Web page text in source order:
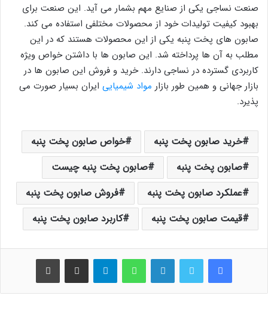
صنعت نساجی یکی از صنایع مهم بشمار می آید. این صنعت برای
بهبود کیفیت تولیدات خود از محصولات مختلفی استفاده می کند.
صابون های پخت پنبه یکی از این محصولات هستند که در این
مطلب به آن ها پرداخته شد. این صابون ها با داشتن خواص ویژه
کاربردی گسترده در نساجی دارند. خرید و فروش این صابون ها در
بازار جهانی و همین طور بازار مواد شیمیایی ایران بسیار صورت می
پذیرد.
خرید صابون پخت پنبه
خواص صابون پخت پنبه
صابون پخت پنبه
صابون پخت پنبه چیست
عملکرد صابون پخت پنبه
فروش صابون پخت پنبه
قیمت صابون پخت پنبه
کاربرد صابون پخت پنبه
فیس بوک لینکدین واتس آپ اشتراک گذاری از طریق ایمیل